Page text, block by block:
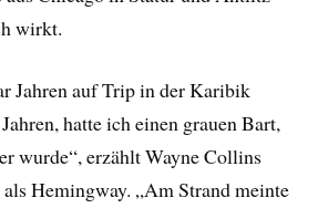
wirkt.
Jahren auf Trip in der Karibik
hatte ich einen grauen Bart,
wurde“, erzählt Wayne Collins
Hemingway. „Am Strand meinte